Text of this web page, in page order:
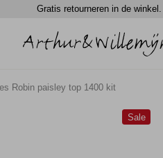
Gratis retourneren in de winkel.
Robin paisley top 1400 kit
Sale